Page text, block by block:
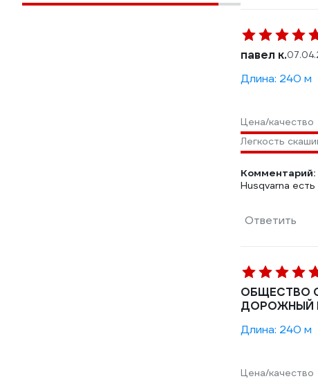
павел к.
Длина: 240 м
Цена/качество
Легкость
Комментарий:
Husqvarna
Ответить
ОБЩЕСТВО
ДОРОЖНЫЙ
Длина: 240 м
Цена/качество